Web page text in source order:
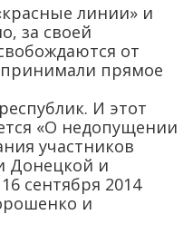
линии» и
за своей
от
принимали прямое
И этот
«О недопущении
участников
Донецкой и
сентября 2014
и